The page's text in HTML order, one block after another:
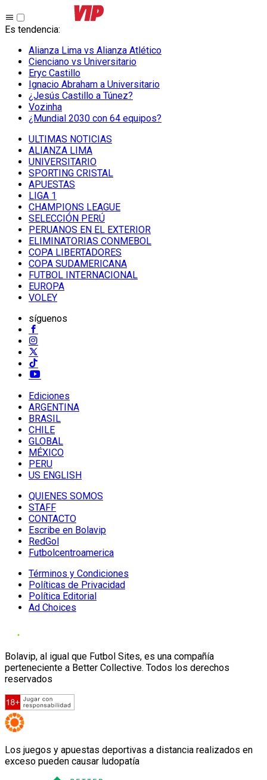
Es tendencia:
Alianza Lima vs Alianza Atlético
Cienciano vs Universitario
Eryc Castillo
Ignacio Abraham a Universitario
¿Jesús Castillo a Túnez?
Vozinha
¿Mundial 2030 con 64 equipos?
ULTIMAS NOTICIAS
ALIANZA LIMA
UNIVERSITARIO
SPORTING CRISTAL
APUESTAS
LIGA 1
CHAMPIONS LEAGUE
SELECCIÓN PERÚ
PERUANOS EN EL EXTERIOR
ELIMINATORIAS CONMEBOL
COPA LIBERTADORES
COPA SUDAMERICANA
FUTBOL INTERNACIONAL
EUROPA
VOLEY
síguenos
Ediciones
ARGENTINA
BRASIL
CHILE
GLOBAL
MÉXICO
PERU
US ENGLISH
QUIENES SOMOS
STAFF
CONTACTO
Escribe en Bolavip
RedGol
Futbolcentroamerica
Términos y Condiciones
Políticas de Privacidad
Política Editorial
Ad Choices
Bolavip, al igual que Futbol Sites, es una compañía
perteneciente a Better Collective. Todos los derechos
reservados
Los juegos y apuestas deportivas a distancia realizados en
exceso pueden causar ludopatía